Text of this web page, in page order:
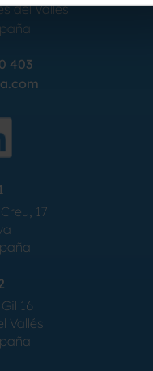
del Valles
403
17
16
Vallés